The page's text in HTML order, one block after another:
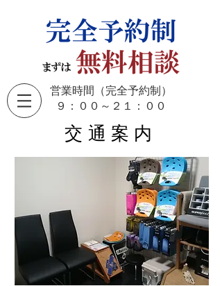
営業時間（完全予約制）
​９：００～２１：００
交通案内